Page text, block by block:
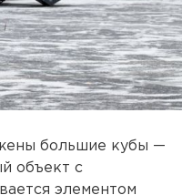
большие кубы —
объект с
элементом